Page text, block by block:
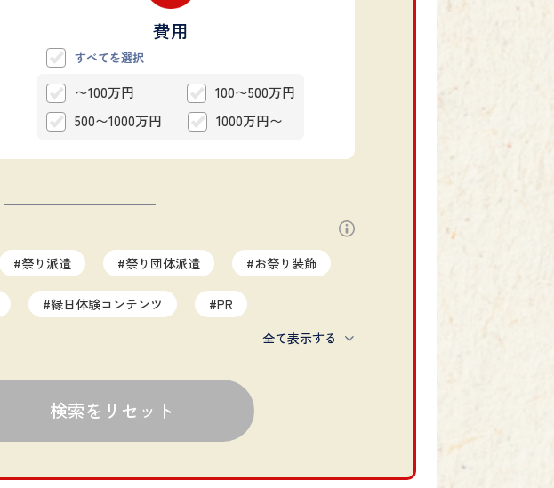
費用
すべてを選択
〜100万円
100〜500万円
500〜1000万円
1000万円〜
#祭り派遣 #祭り団体派遣 #お祭り装飾
#縁日体験コンテンツ #PR
#参加型 #奇祭 #複数祭り
全て表示する